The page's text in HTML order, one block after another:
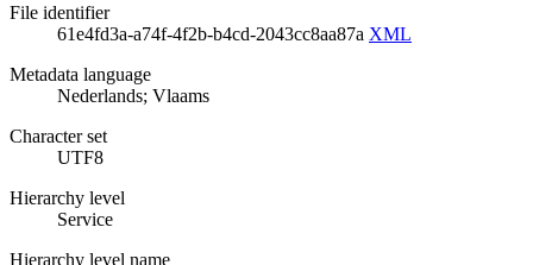
File identifier
61e4fd3a-a74f-4f2b-b4cd-2043cc8aa87a XML
Metadata language
Nederlands; Vlaams
Character set
UTF8
Hierarchy level
Service
Hierarchy level name